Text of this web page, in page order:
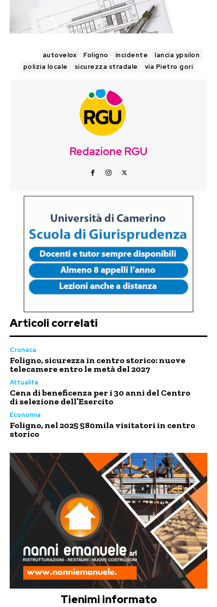
autovelox Foligno incidente
lancia ypsilon
polizia locale
sicurezza stradale via Pietro gori
Redazione RGU
Articoli correlati
Cronaca
Foligno, sicurezza in centro storico: nuove
telecamere entro le metà del 2027
Attualità
Cena di beneficenza per i 30 anni del Centro
di selezione dell’Esercito
Economia
Foligno, nel 2025 580mila visitatori in centro
storico
Tienimi informato